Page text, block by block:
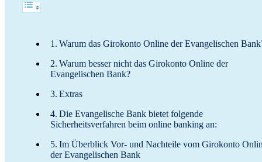
Warum das Girokonto Online der Evangelischen
Warum besser nicht das Girokonto Online der
Evangelischen Bank?
Extras
Die Evangelische Bank bietet folgende
Sicherheitsverfahren beim online banking an:
Im Überblick Vor- und Nachteile vom Girokonto
der Evangelischen Bank